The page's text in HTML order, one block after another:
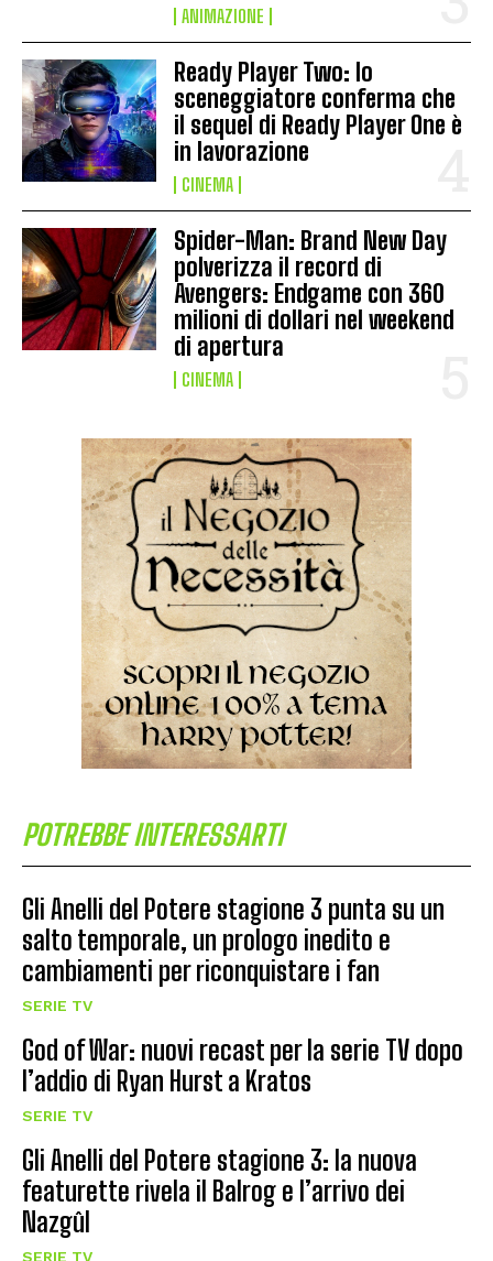
ANIMAZIONE
Ready Player Two: lo
sceneggiatore conferma che
il sequel di Ready Player One è
in lavorazione
CINEMA
Spider-Man: Brand New Day
polverizza il record di
Avengers: Endgame con 360
milioni di dollari nel weekend
di apertura
CINEMA
POTREBBE INTERESSARTI
Gli Anelli del Potere stagione 3 punta su un
salto temporale, un prologo inedito e
cambiamenti per riconquistare i fan
SERIE TV
God of War: nuovi recast per la serie TV dopo
l’addio di Ryan Hurst a Kratos
SERIE TV
Gli Anelli del Potere stagione 3: la nuova
featurette rivela il Balrog e l’arrivo dei
Nazgûl
SERIE TV